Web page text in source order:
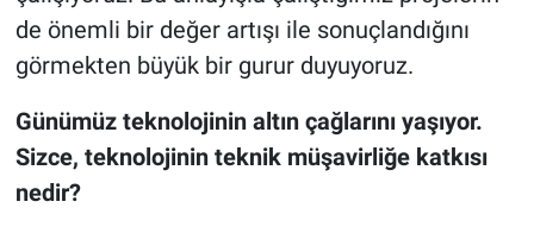
de önemli bir değer artışı ile sonuçlandığını
görmekten büyük bir gurur duyuyoruz.
Günümüz teknolojinin altın çağlarını yaşıyor.
Sizce, teknolojinin teknik müşavirliğe katkısı
nedir?